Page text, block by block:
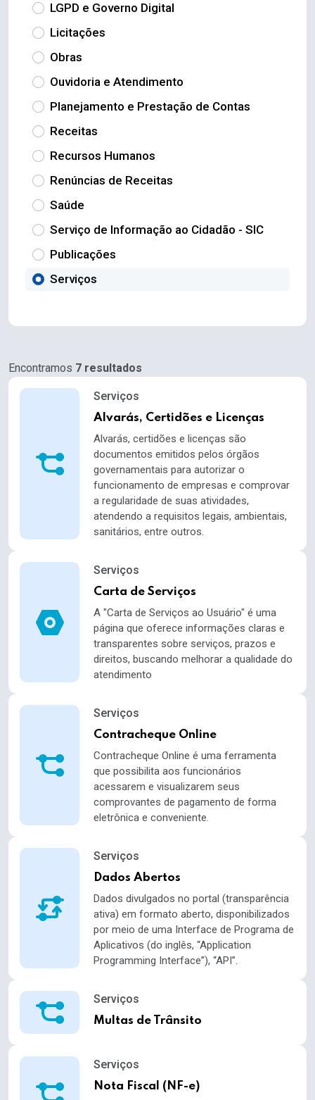
LGPD e Governo Digital
Licitações
Obras
Ouvidoria e Atendimento
Planejamento e Prestação de Contas
Receitas
Recursos Humanos
Renúncias de Receitas
Saúde
Serviço de Informação ao Cidadão - SIC
Publicações
Serviços
Encontramos 7 resultados
Serviços
Alvarás, Certidões e Licenças
Alvarás, certidões e licenças são
documentos emitidos pelos órgãos
governamentais para autorizar o
funcionamento de empresas e comprovar
a regularidade de suas atividades,
atendendo a requisitos legais, ambientais,
sanitários, entre outros.
Serviços
Carta de Serviços
A "Carta de Serviços ao Usuário" é uma
página que oferece informações claras e
transparentes sobre serviços, prazos e
direitos, buscando melhorar a qualidade do
atendimento
Serviços
Contracheque Online
Contracheque Online é uma ferramenta
que possibilita aos funcionários
acessarem e visualizarem seus
comprovantes de pagamento de forma
eletrônica e conveniente.
Serviços
Dados Abertos
Dados divulgados no portal (transparência
ativa) em formato aberto, disponibilizados
por meio de uma Interface de Programa de
Aplicativos (do inglês, “Application
Programming Interface”), “API”.
Serviços
Multas de Trânsito
Serviços
Nota Fiscal (NF-e)